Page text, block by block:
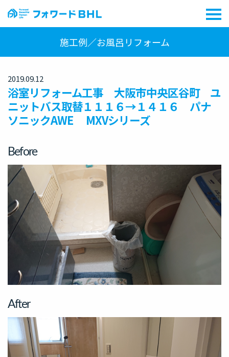
施工例／お風呂リフォーム
2019.09.12
浴室リフォーム工事 大阪市中央区谷町 ユ
ニットバス取替１１１６→１４１６ パナ
ソニックAWE MXVシリーズ
Before
After